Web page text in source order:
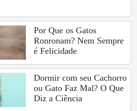
Por Que os Gatos
Ronronam? Nem Sempre
é Felicidade
Dormir com seu Cachorro
ou Gato Faz Mal? O Que
Diz a Ciência